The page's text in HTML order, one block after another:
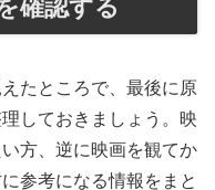
確認する
たところで、最後に原
しておきましょう。映
方、逆に映画を観てか
参考になる情報をまと